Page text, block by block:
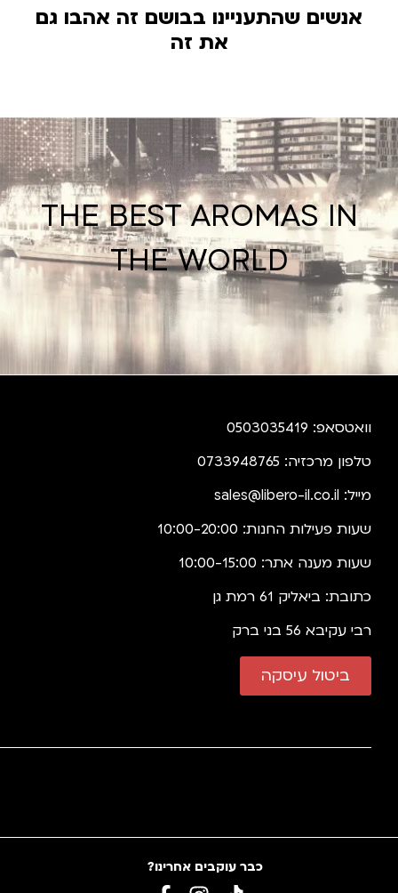
אנשים שהתעניינו בבושם זה אהבו גם
את זה
THE BEST AROMAS IN
THE WORLD
וואטסאפ: 0503035419
טלפון מרכזיה: 0733948765
מייל: sales@libero-il.co.il
שעות פעילות החנות: 10:00-20:00
שעות מענה אתר: 10:00-15:00
כתובת: ביאליק 61 רמת גן
רבי עקיבא 56 בני ברק
ביטול עיסקה
כבר עוקבים אחרינו?